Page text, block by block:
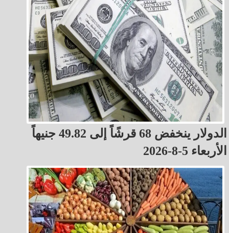
الدولار ينخفض 68 قرشًاً إلى 49.82 جنيهاً
الأربعاء 5-8-2026